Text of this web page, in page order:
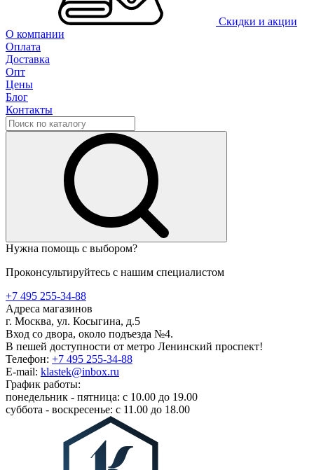
Скидки и акции
О компании
Оплата
Доставка
Опт
Цены
Блог
Контакты
Нужна помощь с выбором?
Проконсультируйтесь с нашим специалистом
+7 495 255-34-88
Адреса магазинов
г. Москва, ул. Косыгина, д.5
Вход со двора, около подъезда №4.
В пешей доступности от метро Ленинский проспект!
Телефон: +7 495 255-34-88
E-mail: klastek@inbox.ru
График работы:
понедельник - пятница: с 10.00 до 19.00
суббота - воскресенье: с 11.00 до 18.00